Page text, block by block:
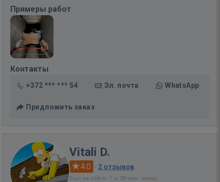
Примеры работ
Контакты
+372 *** *** 54 Эл. почта WhatsApp
Предложить заказ
Vitali D.
4.0 · 2 отзывов
Был на сайте: 1 ч. 28 мин. назад